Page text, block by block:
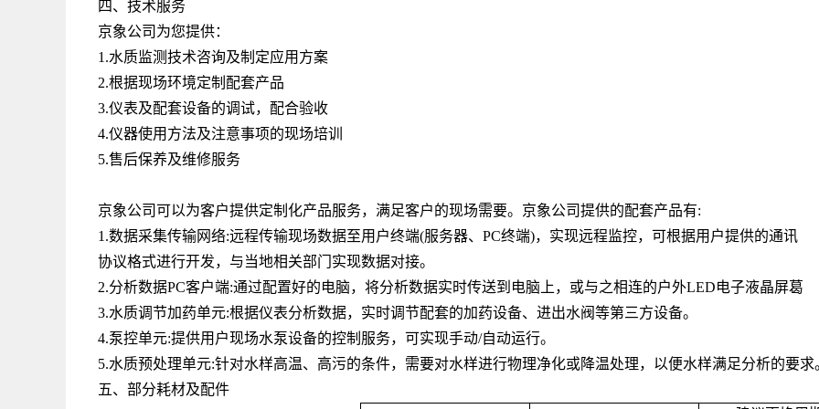
四、技术服务
京象公司为您提供：
1.水质监测技术咨询及制定应用方案
2.根据现场环境定制配套产品
3.仪表及配套设备的调试，配合验收
4.仪器使用方法及注意事项的现场培训
5.售后保养及维修服务
京象公司可以为客户提供定制化产品服务，满足客户的现场需要。京象公司提供的配套产品有:
1.数据采集传输网络:远程传输现场数据至用户终端(服务器、 PC终端)，实现远程监控，可根据用户提供的通讯
协议格式进行开发，与当地相关部门实现数据对接。
2.分析数据PC客户端:通过配置好的电脑，将分析数据实时传送到电脑上，或与之相连的户外LED电子液晶屏葛
3.水质调节加药单元:根据仪表分析数据，实时调节配套的加药设备、进出水阀等第三方设备。
4.泵控单元:提供用户现场水泵设备的控制服务，可实现手动/自动运行。
5.水质预处理单元:针对水样高温、高污的条件，需要对水样进行物理净化或降温处理，以便水样满足分析的要求
五、部分耗材及配件